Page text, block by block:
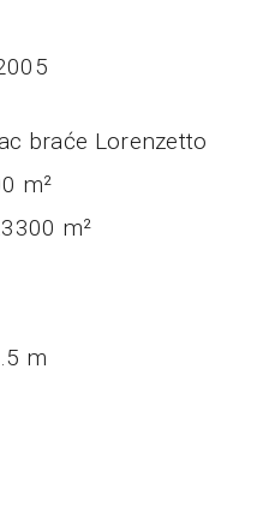
braće Lorenzetto
m²
m²
m